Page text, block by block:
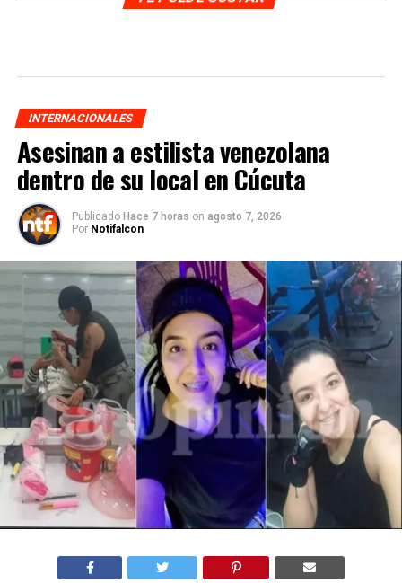
INTERNACIONALES
Asesinan a estilista venezolana
dentro de su local en Cúcuta
Publicado Hace 7 horas on agosto 7, 2026
Por Notifalcon